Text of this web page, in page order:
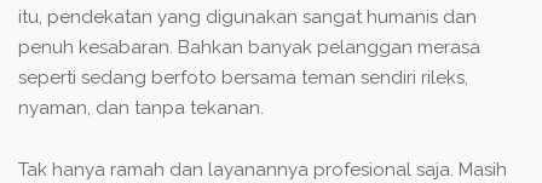
itu, pendekatan yang digunakan sangat humanis dan
penuh kesabaran. Bahkan banyak pelanggan merasa
seperti sedang berfoto bersama teman sendiri rileks,
nyaman, dan tanpa tekanan.
Tak hanya ramah dan layanannya profesional saja. Masih